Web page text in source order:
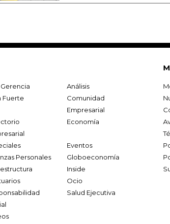
Análisis
Fuerte
Comunidad
Empresarial
Economía
Eventos
Personales
Globoeconomía
Inside
Ocio
Salud Ejecutiva